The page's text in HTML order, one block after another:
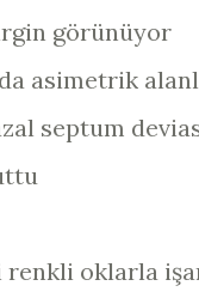
görünüyor
asimetrik
septum
renkli oklarla